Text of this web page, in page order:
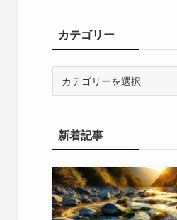
カテゴリー
ー新着記事